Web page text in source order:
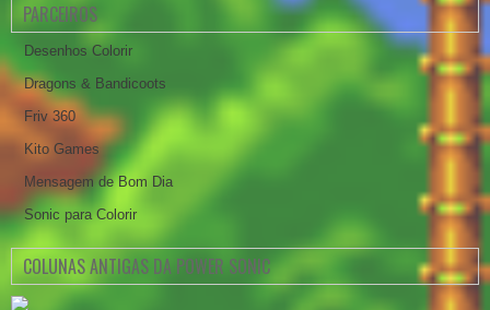
PARCEIROS
Desenhos Colorir
Dragons & Bandicoots
Friv 360
Kito Games
Mensagem de Bom Dia
Sonic para Colorir
COLUNAS ANTIGAS DA POWER SONIC